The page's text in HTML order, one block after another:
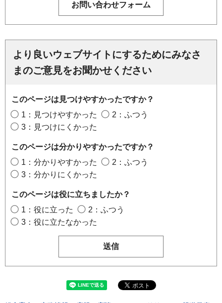
より良いウェブサイトにするためにみなさ
まのご意見をお聞かせください
このページは見つけやすかったですか？
1：見つけやすかった
2：ふつう
3：見つけにくかった
このページは分かりやすかったですか？
1：分かりやすかった
2：ふつう
3：分かりにくかった
このページは役に立ちましたか？
1：役に立った
2：ふつう
3：役に立たなかった